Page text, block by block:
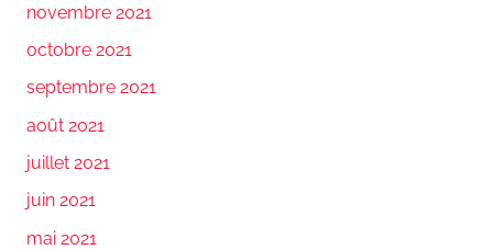
novembre 2021
octobre 2021
septembre 2021
août 2021
juillet 2021
juin 2021
mai 2021